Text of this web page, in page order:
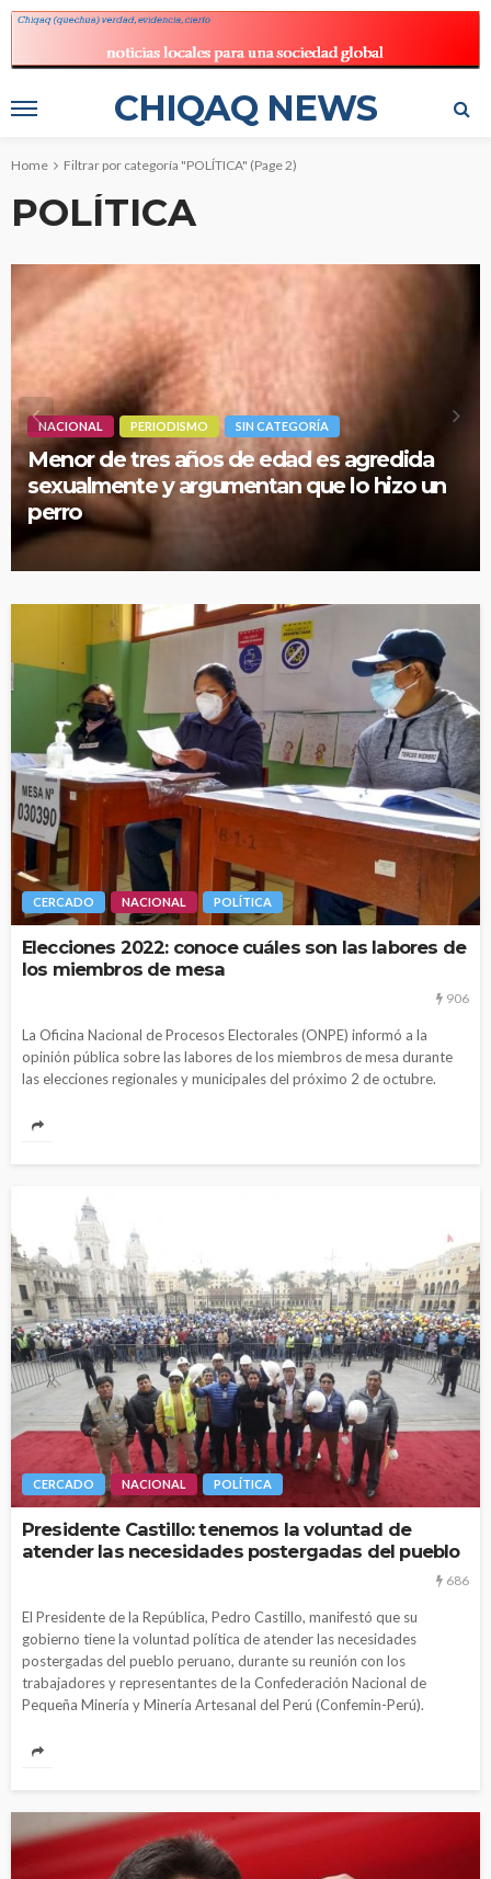
CHIQAQ NEWS
Home Filtrar por categoría "POLÍTICA" (Page 2)
POLÍTICA
NACIONAL PERIODISMO SIN CATEGORÍA
Menor de tres años de edad es agredida
sexualmente y argumentan que lo hizo un
perro
CERCADO NACIONAL POLÍTICA
Elecciones 2022: conoce cuáles son las labores de
los miembros de mesa
906
La Oficina Nacional de Procesos Electorales (ONPE) informó a la
opinión pública sobre las labores de los miembros de mesa durante
las elecciones regionales y municipales del próximo 2 de octubre.
CERCADO NACIONAL POLÍTICA
Presidente Castillo: tenemos la voluntad de
atender las necesidades postergadas del pueblo
686
El Presidente de la República, Pedro Castillo, manifestó que su
gobierno tiene la voluntad política de atender las necesidades
postergadas del pueblo peruano, durante su reunión con los
trabajadores y representantes de la Confederación Nacional de
Pequeña Minería y Minería Artesanal del Perú (Confemin-Perú).